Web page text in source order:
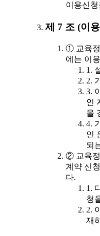
이용신
제 7 조 (이
① 교육정
에는 이
1.
2.
3.
인
을
4.
인
되
② 교육정
계약 신
다.
1.
청
2.
재